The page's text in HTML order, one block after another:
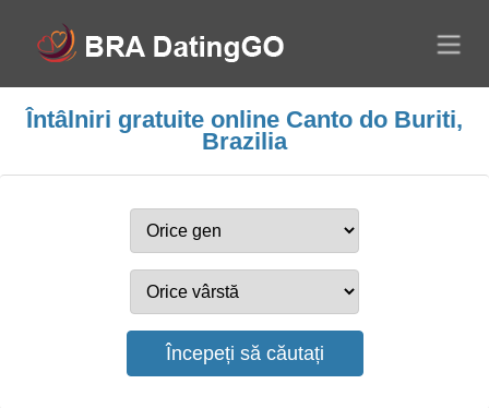
Întâlniri gratuite online Canto do Buriti,
Brazilia